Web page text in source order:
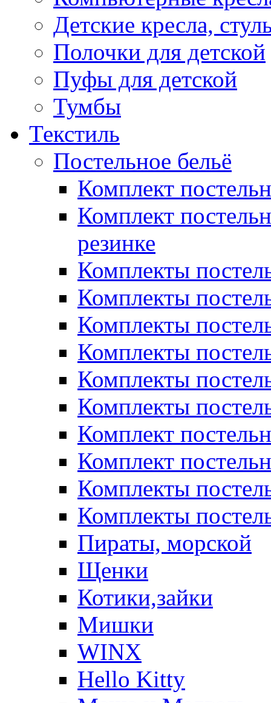
Детские кресла,
Полочки для детской
Пуфы для детской
Тумбы
Текстиль
Постельное бельё
Комплект
Комплект
резинке
Комплекты
Комплекты
Комплекты
Комплекты
Комплекты
Комплекты
Комплект
Комплект
Комплекты
Комплекты
Пираты, морской
Щенки
Котики,зайки
Мишки
WINX
Hello Kitty